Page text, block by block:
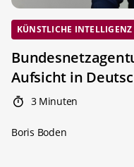
KÜNSTLICHE
Aufsicht in
3 Minuten
Boris Boden